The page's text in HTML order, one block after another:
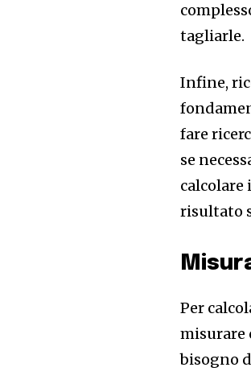
tagliarle.
Infine,
fare
se
calcolare
risultato
Per
misurare
bisogno